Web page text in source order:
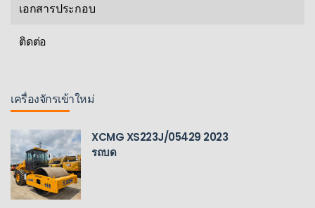
เอกสารประกอบ
ติดต่อ
เครื่องจักรเข้าใหม่
XCMG XS223J/05429 2023
รถบด